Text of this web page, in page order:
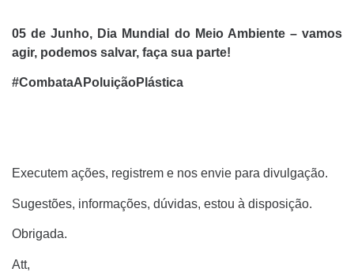
05 de Junho, Dia Mundial do Meio Ambiente – vamos
agir, podemos salvar, faça sua parte!
#CombataAPoluiçãoPlástica
Executem ações, registrem e nos envie para divulgação.
Sugestões, informações, dúvidas, estou à disposição.
Obrigada.
Att,